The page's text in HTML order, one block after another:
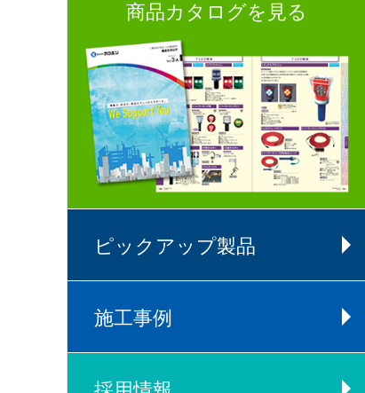
商品カタログを見る
ピックアップ製品
施工事例